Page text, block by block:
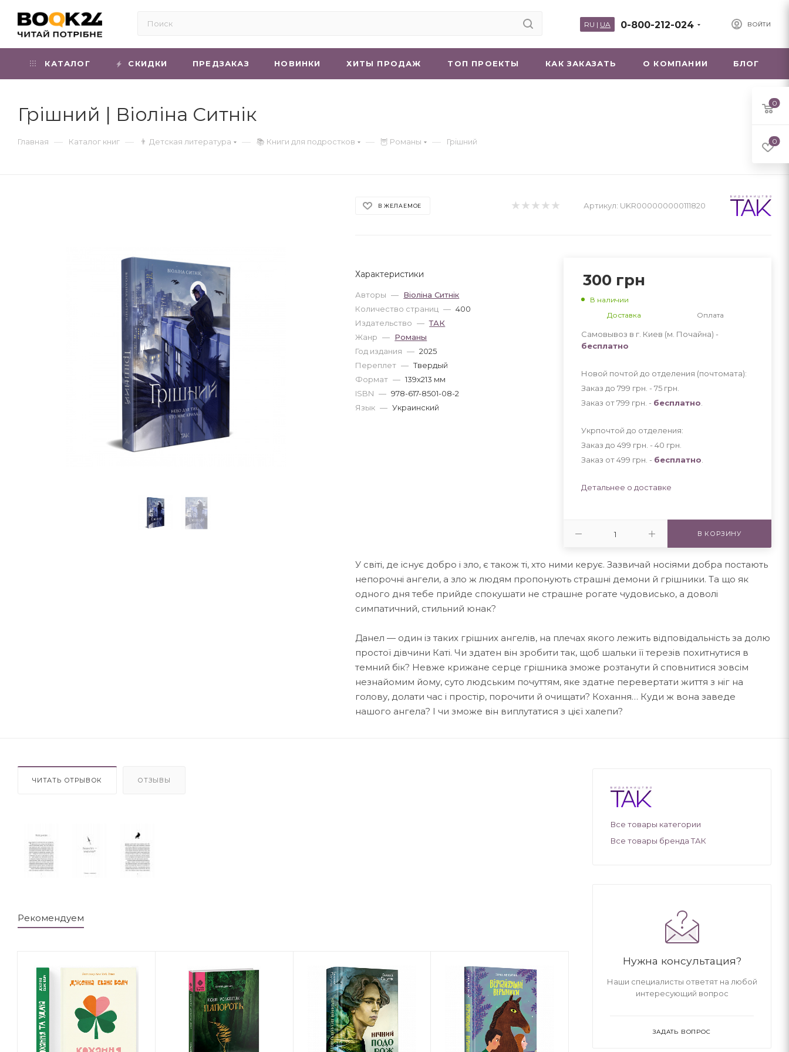
ВОЙТИ
0-800-212-024
RU | UA
КАТАЛОГ СКИДКИ ПРЕДЗАКАЗ НОВИНКИ ХИТЫ ПРОДАЖ ТОП ПРОЕКТЫ КАК ЗАКАЗАТЬ О КОМПАНИИ БЛОГ
Грішний | Віоліна Ситнік
Главная — Каталог книг — 👨 Детская литература — 📚 Книги для подростков — 🦉 Романы — Грішний
В ЖЕЛАЕМОЕ Артикул: UKR000000000111820
Характеристики
Авторы — Віоліна Ситнік
Количество страниц — 400
Издательство — ТАК
Жанр — Романы
Год издания — 2025
Переплет — Твердый
Формат — 139x213 мм
ISBN — 978-617-8501-08-2
Язык — Украинский
300 грн
В наличии
Доставка
Оплата
Самовывоз в г. Киев (м. Почайна) -
бесплатно
Новой почтой до отделения (почтомата):
Заказ до 799 грн. - 75 грн
Заказ от 799 грн. - бесплатно
Укрпочтой до отделения:
Заказ до 499 грн. - 40 грн
Заказ от 499 грн. - бесплатно
Детальнее о доставке
В КОРЗИНУ
У світі, де існує добро і зло, є також ті, хто ними керує. Зазвичай носіями добра постають
непорочні ангели, а зло ж людям пропонують страшні демони й грішники. Та що як
одного дня тебе прийде спокушати не страшне рогате чудовисько, а доволі
симпатичний, стильний юнак?
Данел — один із таких грішних ангелів, на плечах якого лежить відповідальність за долю
простої дівчини Каті. Чи здатен він зробити так, щоб шальки її терезів похитнутися в
темний бік? Невже крижане серце грішника зможе розтанути й сповнитися зовсім
незнайомим йому, суто людським почуттям, яке здатне перевертати життя з ніг на
голову, долати час і простір, порочити й очищати? Кохання… Куди ж вона заведе
нашого ангела? І чи зможе він виплутатися з цієї халепи?
ЧИТАТЬ ОТРЫВОК ОТЗЫВЫ
Рекомендуем
Все товары категории
Все товары бренда ТАК
Нужна консультация?
Наши специалисты ответят на любой
интересующий вопрос
ЗАДАТЬ ВОПРОС
0
0